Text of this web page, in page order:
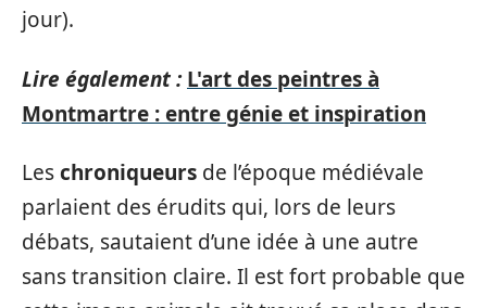
jour).
Lire également : L'art des peintres à
Montmartre : entre génie et inspiration
Leschroniqueurs de l’époque médiévale
parlaient des érudits qui, lors de leurs
débats, sautaient d’une idée à une autre
sans transition claire. Il est fort probable que